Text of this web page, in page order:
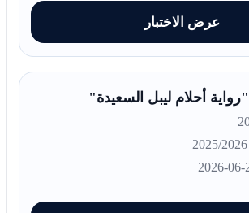
عرض الاختبار
"رواية أحلام ليبل السعيدة"